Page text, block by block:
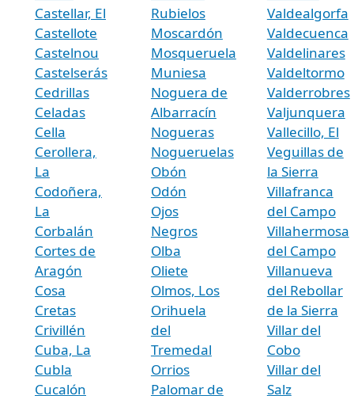
Castellar, El
Castellote
Castelnou
Castelserás
Cedrillas
Celadas
Cella
Cerollera,
La
Codoñera,
La
Corbalán
Cortes de
Aragón
Cosa
Cretas
Crivillén
Cuba, La
Cubla
Cucalón
Rubielos
Moscardón
Mosqueruela
Muniesa
Noguera de
Albarracín
Nogueras
Nogueruelas
Obón
Odón
Ojos
Negros
Olba
Oliete
Olmos, Los
Orihuela
del
Tremedal
Orrios
Palomar de
Valdealgorfa
Valdecuenca
Valdelinares
Valdeltormo
Valderrobres
Valjunquera
Vallecillo, El
Veguillas de
la Sierra
Villafranca
del Campo
Villahermosa
del Campo
Villanueva
del Rebollar
de la Sierra
Villar del
Cobo
Villar del
Salz